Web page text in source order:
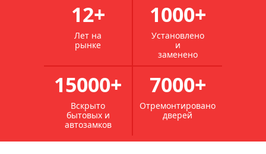
реставрация межкомнатных дверей из дерева
реставрация и покраска дверей
реставрация межкомнатных дверей в москве
реставрация дверей межкомнатных из массива
реставрация шпонированных межкомнатных дверей
реставрация филенчатых дверей
12+
Лет на
рынке
1000+
Установлено
и
заменено
15000+
Вскрыто
бытовых и
автозамков
7000+
Отремонтировано
дверей